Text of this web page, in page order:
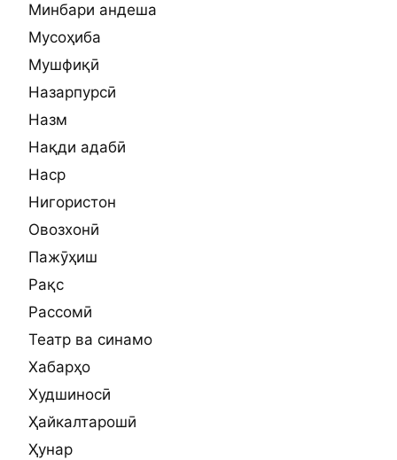
Минбари андеша
Мусоҳиба
Мушфиқӣ
Назарпурсӣ
Назм
Нақди адабӣ
Наср
Нигористон
Овозхонӣ
Пажӯҳиш
Рақс
Рассомӣ
Театр ва синамо
Хабарҳо
Худшиносӣ
Ҳайкалтарошӣ
Ҳунар